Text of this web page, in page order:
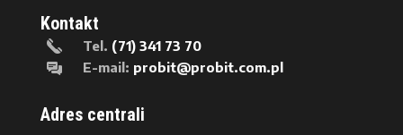
Kontakt
Tel. (71) 341 73 70
E-mail: probit@probit.com.pl
Adres centrali